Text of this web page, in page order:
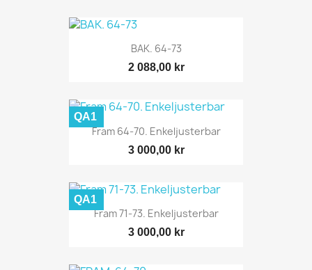
BAK. 64-73
2 088,00 kr
Fram 64-70. Enkeljusterbar
3 000,00 kr
QA1
Fram 71-73. Enkeljusterbar
3 000,00 kr
QA1